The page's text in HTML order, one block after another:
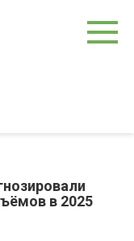
в 2025